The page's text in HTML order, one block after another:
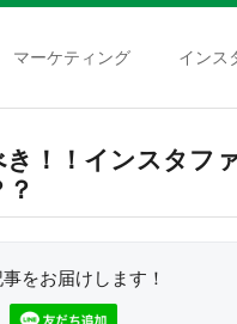
マーケティング インス
！！インスタフ
をお届けします！